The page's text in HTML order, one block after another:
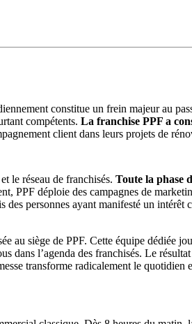
constitue un frein majeur au
compétents. La franchise PPF a
client dans leurs projets de
le réseau de franchisés. Toute la phase
PPF déploie des campagnes de
personnes ayant manifesté un
au siège de PPF. Cette équipe
l’agenda des franchisés. Le
transforme radicalement le